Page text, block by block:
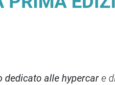
alle hypercar e